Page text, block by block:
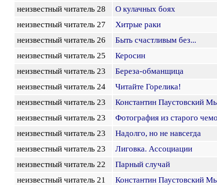
неизвестный читатель 28
О кулачных боях
неизвестный читатель 27
Хитрые раки
неизвестный читатель 26
Быть счастливым без...
неизвестный читатель 25
Керосин
неизвестный читатель 23
Береза-обманщица
неизвестный читатель 24
Читайте Горелика!
неизвестный читатель 23
Константин Паустовский
неизвестный читатель 23
Фотография из старого
неизвестный читатель 23
Надолго, но не навсегда
неизвестный читатель 23
Лиговка. Ассоциации
неизвестный читатель 22
Парный случай
неизвестный читатель 21
Константин Паустовский